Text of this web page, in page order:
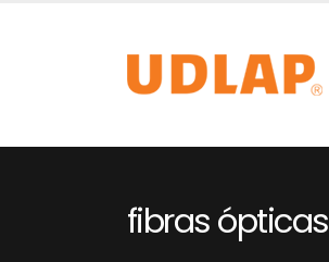
fibras ópticas